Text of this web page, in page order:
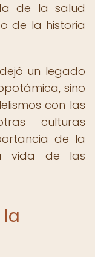
de la salud
de la historia
un legado
sino
con las
culturas
de la
vida de las